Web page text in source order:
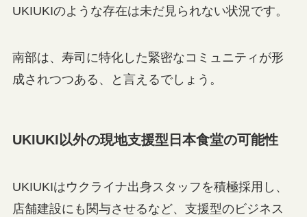
UKIUKIのような存在は未だ見られない状況です。
南部は、寿司に特化した緊密なコミュニティが形
成されつつある、と言えるでしょう。
UKIUKI以外の現地支援型日本食堂の可能性
UKIUKIはウクライナ出身スタッフを積極採用し、
店舗建設にも関与させるなど、支援型のビジネス